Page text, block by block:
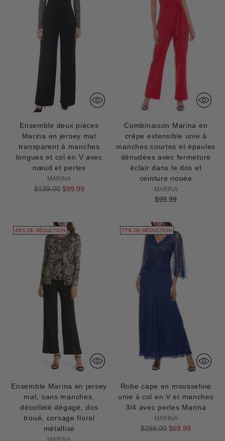
Ensemble deux pièces
Marina en jersey mat
transparent à manches
longues et col en V avec
nœud et perles
MARINA
Prix
$139.00 $99.99
Combinaison Marina en
crêpe extensible unie à
manches courtes et épaules
dénudées avec fermeture
éclair dans le dos et
ceinture nouée
MARINA
$99.99
43% DE RÉDUCTION
Ensemble Marina en jersey
mat, sans manches,
décolleté dégagé, dos
troué, corsage floral
métallisé
MARINA
77% DE RÉDUCTION
Robe cape en mousseline
unie à col en V et manches
3/4 avec perles Marina
MARINA
Prix
$298.00 $69.99